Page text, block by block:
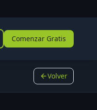
Comenzar Gratis
Volver